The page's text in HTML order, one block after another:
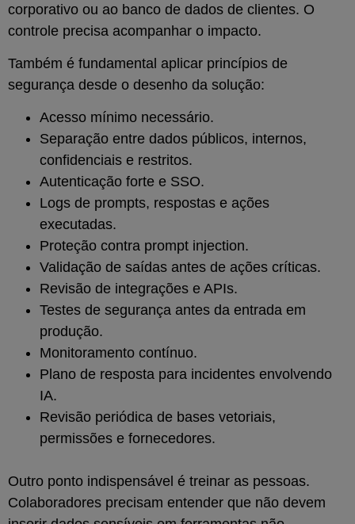
corporativo ou ao banco de dados de clientes. O
controle precisa acompanhar o impacto.
Também é fundamental aplicar princípios de
segurança desde o desenho da solução:
Acesso mínimo necessário.
Separação entre dados públicos, internos,
confidenciais e restritos.
Autenticação forte e SSO.
Logs de prompts, respostas e ações
executadas.
Proteção contra prompt injection.
Validação de saídas antes de ações críticas.
Revisão de integrações e APIs.
Testes de segurança antes da entrada em
produção.
Monitoramento contínuo.
Plano de resposta para incidentes envolvendo
IA.
Revisão periódica de bases vetoriais,
permissões e fornecedores.
Outro ponto indispensável é treinar as pessoas.
Colaboradores precisam entender que não devem